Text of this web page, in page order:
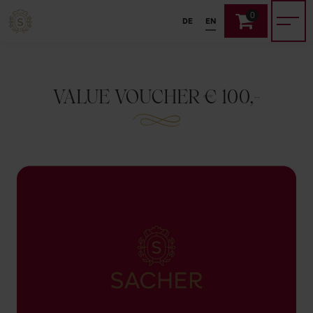
DE EN
0
VALUE VOUCHER € 100,-